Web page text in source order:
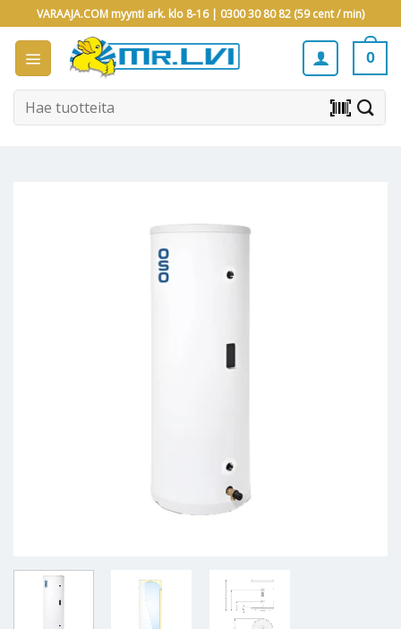
to
content
VARAAJA.COM myynti ark. klo 8-16 | 0300 30 80 82 (59 cent / min)
0
Etsi: barcode_scanner